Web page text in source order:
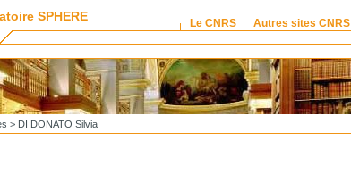
SPHERE Le CNRS Autres sites CNRS
> DI DONATO Silvia